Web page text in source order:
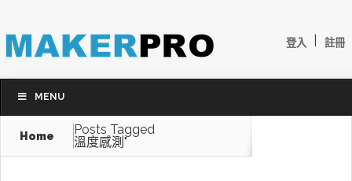
登入 註冊
MENU
Home
Posts Tagged
溫度感測"